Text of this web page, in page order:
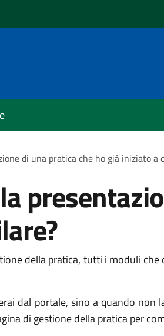
di una pratica che ho già iniziato a
della pratica, tutti i moduli
dal portale, sino a quando
di gestione della pratica per